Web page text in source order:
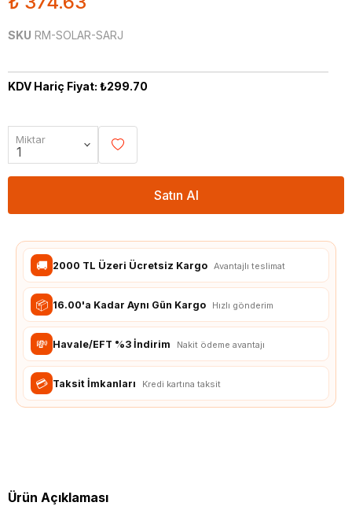
SKU RM-SOLAR-SARJ
KDV Hariç Fiyat: ₺299.70
Miktar
Satın Al
🚚 2000 TL Üzeri Ücretsiz Kargo Avantajlı teslimat
📦 16.00'a Kadar Aynı Gün Kargo Hızlı gönderim
💸 Havale/EFT %3 İndirim Nakit ödeme avantajı
💳 Taksit İmkanları Kredi kartına taksit
Ürün Açıklaması